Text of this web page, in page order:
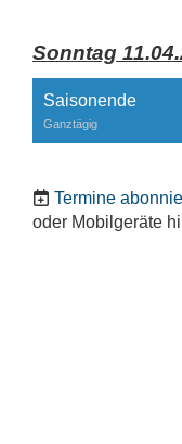
Sonntag
Saisonende
Ganztägig
Termine
oder Mobilgeräte